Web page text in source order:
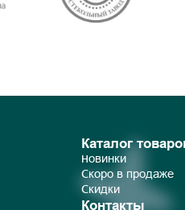
Каталог
Новинки
Скоро в продаже
Скидки
Контакты